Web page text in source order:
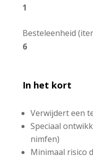
1
Besteleenheid
6
In het kort
Verwijdert een
Speciaal
nimfen)
Minimaal risico